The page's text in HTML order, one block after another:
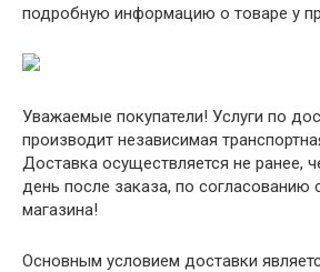
подробную информацию о товаре у
Уважаемые покупатели! Услуги по
производит независимая
Доставка осуществляется не ранее,
день после заказа, по
магазина!
Основным условием доставки